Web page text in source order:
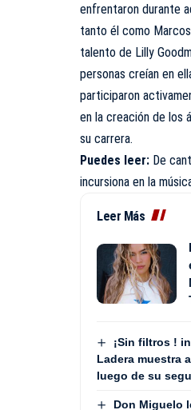
enfrentaron durante
tanto él como
talento de Lilly
personas creían en
participaron
en la creación de los
su carrera.
Puedes leer: De
incursiona en la
Leer Más
¡Sin filtros !
Ladera muestra
luego de su
Don Miguelo